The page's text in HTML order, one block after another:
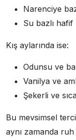
Narenciye
Su bazlı
Kış aylarında ise:
Odunsu ve
Vanilya ve
Şekerli ve
Bu mevsimsel
aynı zamanda